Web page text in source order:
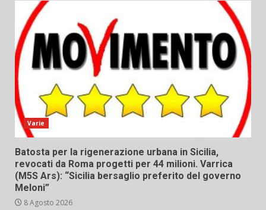
Varie
Batosta per la rigenerazione urbana in Sicilia,
revocati da Roma progetti per 44 milioni. Varrica
(M5S Ars): “Sicilia bersaglio preferito del governo
Meloni”
8 Agosto 2026